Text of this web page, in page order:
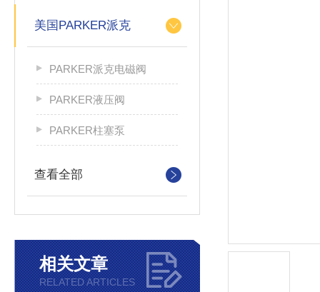
美国PARKER派克
PARKER派克电磁阀
PARKER液压阀
PARKER柱塞泵
查看全部
相关文章
RELATED ARTICLES